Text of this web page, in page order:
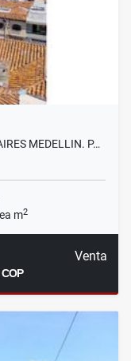
MEDELLIN. P…
m2
Venta
COP